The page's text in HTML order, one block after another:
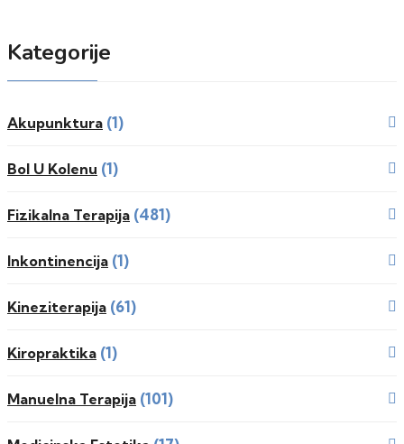
Kategorije
Akupunktura (1)
Bol U Kolenu (1)
Fizikalna Terapija (481)
Inkontinencija (1)
Kineziterapija (61)
Kiropraktika (1)
Manuelna Terapija (101)